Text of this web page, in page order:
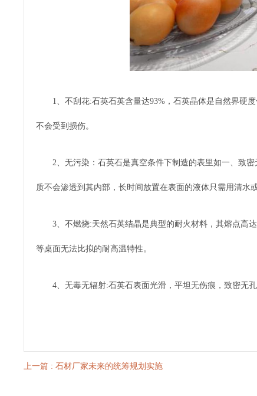
1、不刮花:石英石英含量达93%，石英晶体是自然界硬
不会受到损伤。
2、无污染：石英石是真空条件下制造的表里如一、致
质不会渗透到其内部，长时间放置在表面的液体只需用清水
3、不燃烧:天然石英结晶是典型的耐火材料，其熔点高
等桌面无法比拟的耐高温特性。
4、无毒无辐射:石英石表面光滑，平坦无伤痕，致密无
上一篇 : 石材厂家未来的统筹规划实施